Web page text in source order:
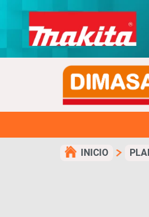
INICIO